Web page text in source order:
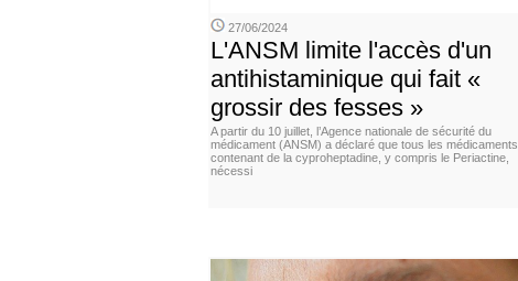
27/06/2024
L'ANSM limite l'accès d'un
antihistaminique qui fait «
grossir des fesses »
A partir du 10 juillet, l’Agence nationale de sécurité du
médicament (ANSM) a déclaré que tous les médicaments
contenant de la cyproheptadine, y compris le Periactine,
nécessi